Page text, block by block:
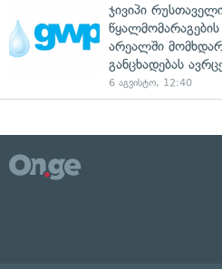
ჯივიპი
არეალში
განცხადებას
6 აგვისტო, 12:40